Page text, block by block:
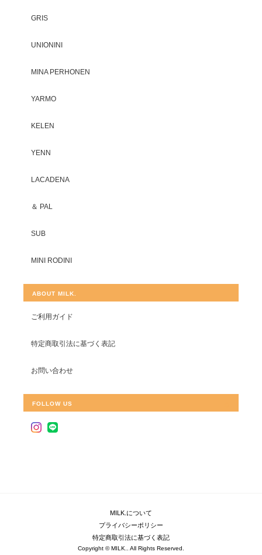
GRIS
UNIONINI
MINA PERHONEN
YARMO
KELEN
YENN
LACADENA
＆ PAL
SUB
MINI RODINI
ABOUT MILK.
ご利用ガイド
特定商取引法に基づく表記
お問い合わせ
FOLLOW US
MILK.について
プライバシーポリシー
特定商取引法に基づく表記
Copyright © MILK.. All Rights Reserved.